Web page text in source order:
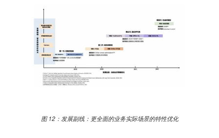
图 12：发展副线：更全面的业务实际场景的特性优化